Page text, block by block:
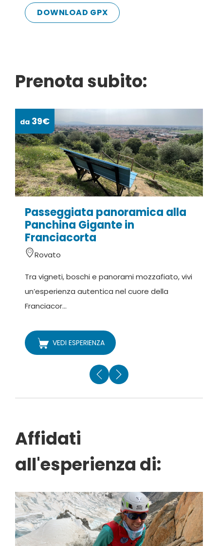
DOWNLOAD GPX
Prenota subito:
da 39€
Passeggiata panoramica alla
Panchina Gigante in
Franciacorta
Rovato
Tra vigneti, boschi e panorami mozzafiato, vivi
un’esperienza autentica nel cuore della
Franciacor...
VEDI ESPERIENZA
Affidati
all'esperienza di: